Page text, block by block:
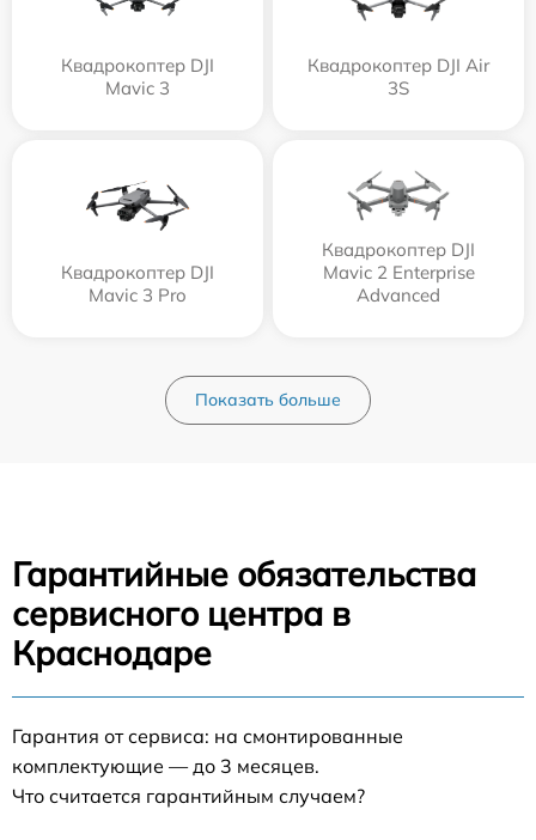
Квадрокоптер DJI
Mavic 3
Квадрокоптер DJI Air
3S
Квадрокоптер DJI
Mavic 3 Pro
Квадрокоптер DJI
Mavic 2 Enterprise
Advanced
Показать больше
Гарантийные обязательства
сервисного центра в
Краснодаре
Гарантия от сервиса: на смонтированные
комплектующие — до 3 месяцев.
Что считается гарантийным случаем?